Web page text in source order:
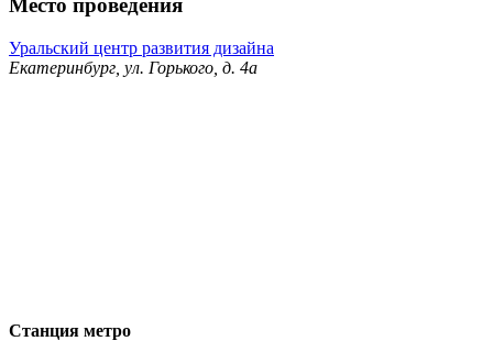
Место проведения
Уральский центр развития дизайна
Екатеринбург, ул. Горького, д. 4а
Станция метро